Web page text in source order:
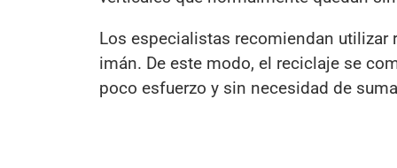
Los especialistas recomiendan utilizar
imán. De este modo, el reciclaje se
poco esfuerzo y sin necesidad de